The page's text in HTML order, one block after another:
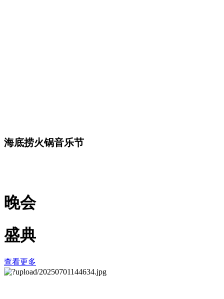
海底捞火锅音乐节
晚会
盛典
查看更多